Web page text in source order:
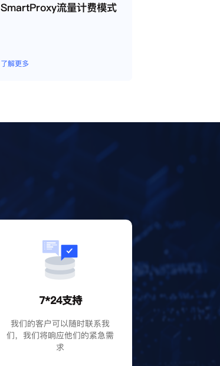
SmartProxy流量计费模式
了解更多
7*24支持
我们的客户可以随时联系我
们，我们将响应他们的紧急需
求